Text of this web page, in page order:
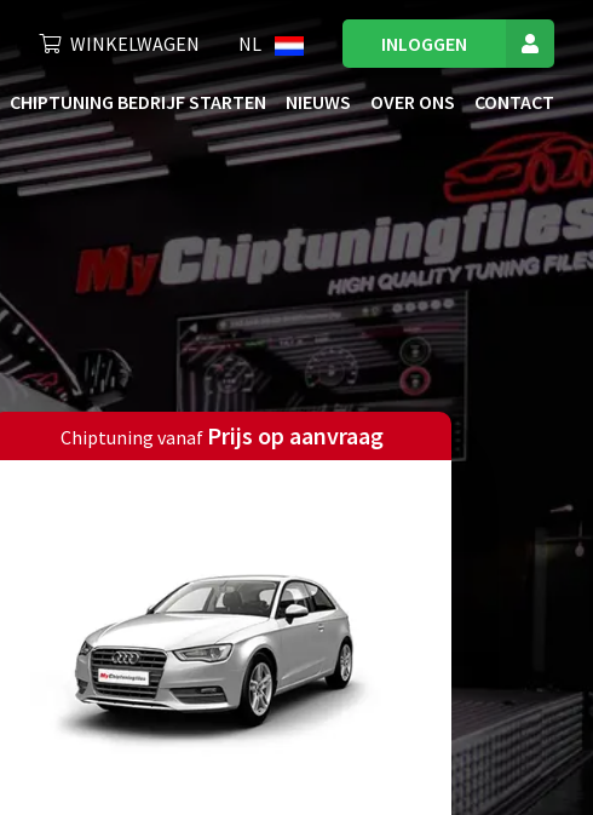
WINKELWAGEN NL INLOGGEN
CHIPTUNING BEDRIJF STARTEN NIEUWS OVER ONS CONTACT
Chiptuning vanaf Prijs op aanvraag